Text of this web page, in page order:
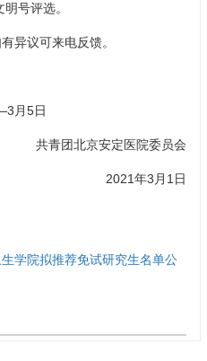
号评选。
议可来电反馈。
月5日
共青团北京安定医院委员会
2021年3月1日
学院拟推荐免试研究生名单公